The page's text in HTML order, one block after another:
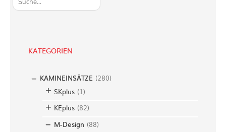
u
KATEGORIEN
KAMINEINSÄTZE (280)
SKplus (1)
KEplus (82)
M-Design (88)